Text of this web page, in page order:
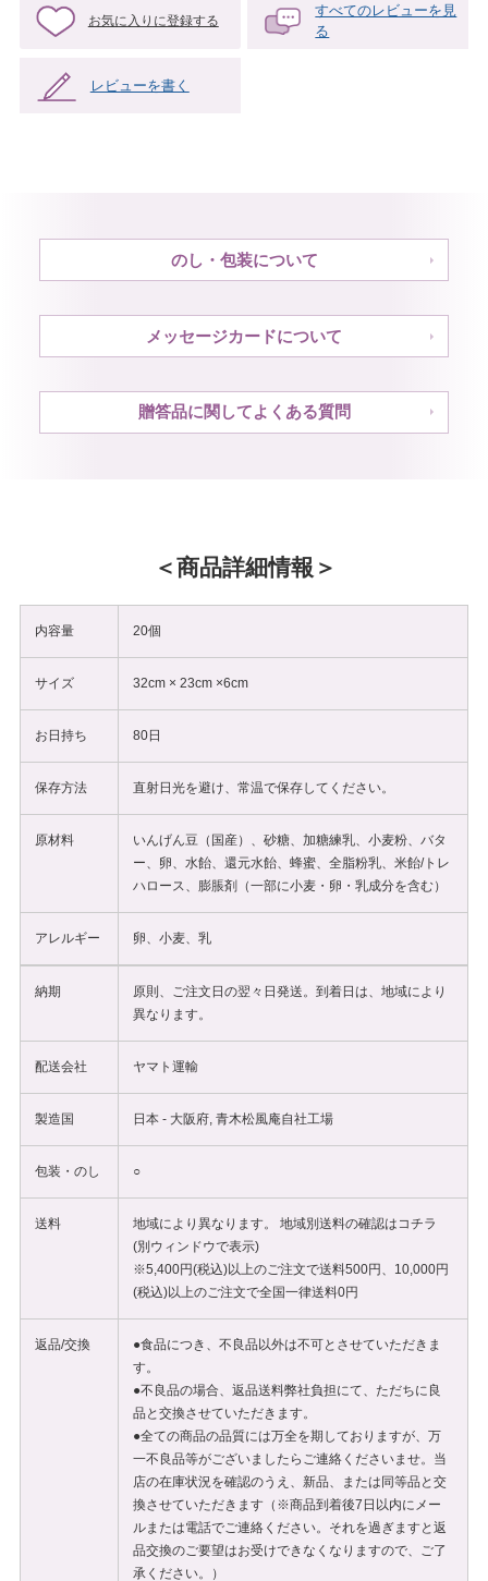
お気に入りに登録する
すべてのレビューを見
る
レビューを書く
のし・包装について
メッセージカードについて
贈答品に関してよくある質問
商品詳細情報
内容量 20個
サイズ 32cm × 23cm ×6cm
お日持ち 80日
保存方法 直射日光を避け、常温で保存してください。
原材料
いんげん豆（国産）、砂糖、加糖練乳、小麦粉、バタ
ー、卵、水飴、還元水飴、蜂蜜、全脂粉乳、米飴/トレ
ハロース、膨脹剤（一部に小麦・卵・乳成分を含む）
アレルギー 卵、小麦、乳
納期
原則、ご注文日の翌々日発送。到着日は、地域により
異なります。
配送会社 ヤマト運輸
製造国 日本 - 大阪府, 青木松風庵自社工場
包装・のし ○
送料 地域により異なります。 地域別送料の確認はコチラ
(別ウィンドウで表示)
※5,400円(税込)以上のご注文で送料500円、10,000円
(税込)以上のご注文で全国一律送料0円
返品/交換
●食品につき、不良品以外は不可とさせていただきま
す。
●不良品の場合、返品送料弊社負担にて、ただちに良
品と交換させていただきます。
●全ての商品の品質には万全を期しておりますが、万
一不良品等がございましたらご連絡くださいませ。当
店の在庫状況を確認のうえ、新品、または同等品と交
換させていただきます（※商品到着後7日以内にメー
ルまたは電話でご連絡ください。それを過ぎますと返
品交換のご要望はお受けできなくなりますので、ご了
承ください。）